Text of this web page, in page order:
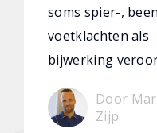
soms spier-,
voetklachten als
bijwerking
Door
Zijp